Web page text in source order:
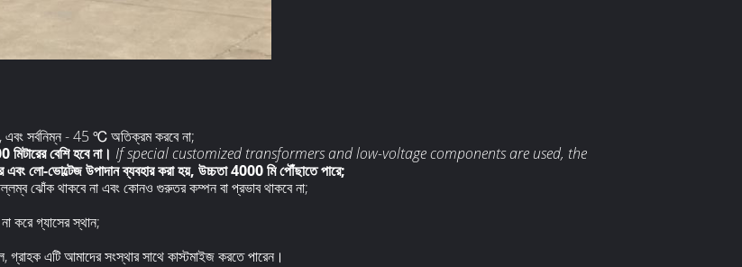
এবং সর্বনিম্ন - 45 ℃ অতিক্রম করবে না;
বেশি হবে না। If special customized transformers and low-voltage components are used, the
এবং লো-ভোল্টেজ উপাদান ব্যবহার করা হয়, উচ্চতা 4000 মি পৌঁছাতে পারে;
ঝোঁক থাকবে না এবং কোনও গুরুতর কম্পন বা প্রভাব থাকবে না;
করে গ্যাসের স্থান;
গ্রাহক এটি আমাদের সংস্থার সাথে কাস্টমাইজ করতে পারেন।